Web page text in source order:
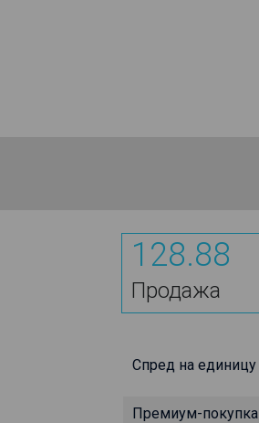
128.88
Продажа
Спред на единицу
Премиум-покупка